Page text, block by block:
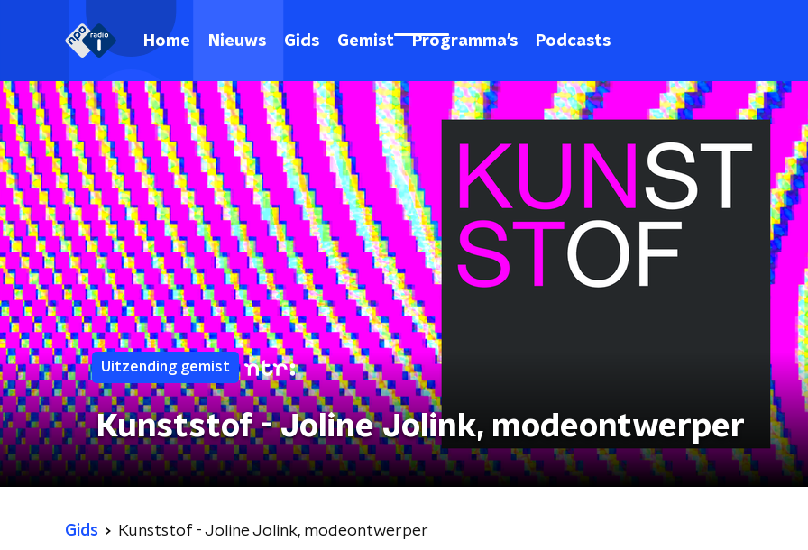
Home Nieuws Gids Gemist Programma's Podcasts
Uitzending gemist
Kunststof - Joline Jolink, modeontwerper
Gids Kunststof - Joline Jolink, modeontwerper